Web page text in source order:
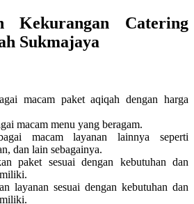
Kekurangan Catering
Sukmajaya
macam paket aqiqah dengan harga
macam menu yang beragam.
macam layanan lainnya seperti
dan lain sebagainya.
paket sesuai dengan kebutuhan dan
layanan sesuai dengan kebutuhan dan